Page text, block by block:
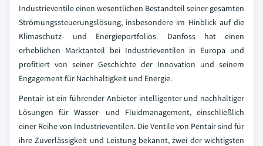
Industrieventile einen wesentlichen Bestandteil seiner gesamten
Strömungssteuerungslösung, insbesondere im Hinblick auf die
Klimaschutz- und Energieportfolios. Danfoss hat einen
erheblichen Marktanteil bei Industrieventilen in Europa und
profitiert von seiner Geschichte der Innovation und seinem
Engagement für Nachhaltigkeit und Energie.
Pentair ist ein führender Anbieter intelligenter und nachhaltiger
Lösungen für Wasser- und Fluidmanagement, einschließlich
einer Reihe von Industrieventilen. Die Ventile von Pentair sind für
ihre Zuverlässigkeit und Leistung bekannt, zwei der wichtigsten